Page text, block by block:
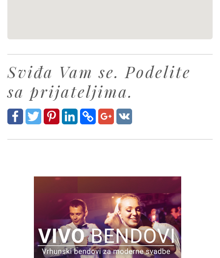
Sviđa Vam se. Podelite
sa prijateljima.